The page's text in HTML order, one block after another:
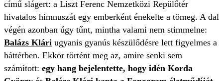
című slágert: a Liszt Ferenc Nemzetközi Repülőtér
hivatalos himnuszát egy emberként énekelte a tömeg. A dal
végén azonban úgy tűnt, mintha valami nem stimmelne:
Balázs Klári ugyanis gyanús készülődésre lett figyelmes a
háttérben. Ekkor történt meg az, amire senki sem
számított: egy hang bejelentette, hogy idén Korda